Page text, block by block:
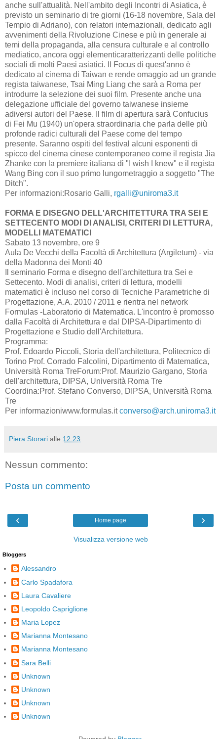
anche sull'attualità. Nell'ambito degli Incontri di Asiatica, è
previsto un seminario di tre giorni (16-18 novembre, Sala del
Tempio di Adriano), con relatori internazionali, dedicato agli
avvenimenti della Rivoluzione Cinese e più in generale ai
temi della propaganda, alla censura culturale e al controllo
mediatico, ancora oggi elementicaratterizzanti delle politiche
sociali di molti Paesi asiatici. Il Focus di quest'anno è
dedicato al cinema di Taiwan e rende omaggio ad un grande
regista taiwanese, Tsai Ming Liang che sarà a Roma per
introdurre la selezione dei suoi film. Presente anche una
delegazione ufficiale del governo taiwanese insieme
adiversi autori del Paese. Il film di apertura sarà Confucius
di Fei Mu (1940) un'opera straordinaria che parla delle più
profonde radici culturali del Paese come del tempo
presente. Saranno ospiti del festival alcuni esponenti di
spicco del cinema cinese contemporaneo come il regista Jia
Zhanke con la premiere italiana di "I wish I knew" e il regista
Wang Bing con il suo primo lungometraggio a soggetto "The
Ditch".
Per informazioni:Rosario Galli, rgalli@uniroma3.it
FORMA E DISEGNO DELL'ARCHITETTURA TRA SEI E
SETTECENTO MODI DI ANALISI, CRITERI DI LETTURA,
MODELLI MATEMATICI
Sabato 13 novembre, ore 9
Aula De Vecchi della Facoltà di Architettura (Argiletum) - via
della Madonna dei Monti 40
Il seminario Forma e disegno dell'architettura tra Sei e
Settecento. Modi di analisi, criteri di lettura, modelli
matematici è incluso nel corso di Tecniche Parametriche di
Progettazione, A.A. 2010 / 2011 e rientra nel network
Formulas -Laboratorio di Matematica. L'incontro è promosso
dalla Facoltà di Architettura e dal DIPSA-Dipartimento di
Progettazione e Studio dell'Architettura.
Programma:
Prof. Edoardo Piccoli, Storia dell'architettura, Politecnico di
Torino Prof. Corrado Falcolini, Dipartimento di Matematica,
Università Roma TreForum:Prof. Maurizio Gargano, Storia
dell'architettura, DIPSA, Università Roma Tre
Coordina:Prof. Stefano Converso, DIPSA, Università Roma
Tre
Per informazioniwww.formulas.itconverso@arch.uniroma3.it
Piera Storari alle 12:23
Nessun commento:
Posta un commento
‹ ›
Home page
Visualizza versione web
Bloggers
Alessandro
Carlo Spadafora
Laura Cavaliere
Leopoldo Capriglione
Maria Lopez
Marianna Montesano
Marianna Montesano
Sara Belli
Unknown
Unknown
Unknown
Unknown